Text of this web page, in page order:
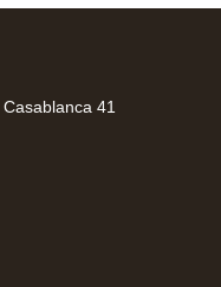
41 Rue Abdelkarim Diori, Casablanca